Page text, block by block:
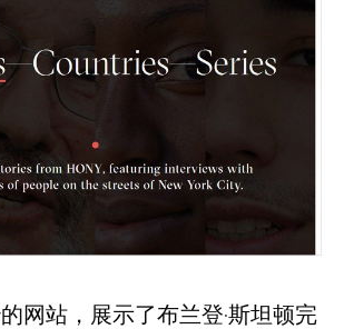
网站，展示了布兰登·斯坦顿完